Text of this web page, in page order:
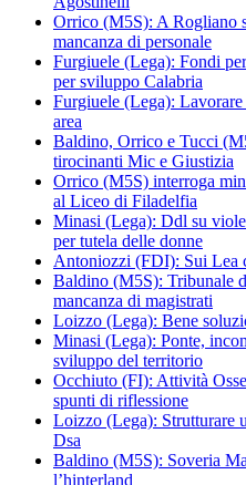
Orrico (M5S): A Rogliano
mancanza di personale
Furgiuele (Lega): Fondi
per sviluppo Calabria
Furgiuele (Lega):
area
Baldino, Orrico e Tucci
tirocinanti Mic e Giustizia
Orrico (M5S) interroga
al Liceo di Filadelfia
Minasi (Lega): Ddl su
per tutela delle donne
Antoniozzi (FDI): Sui Lea
Baldino (M5S): Tribunale
mancanza di magistrati
Loizzo (Lega): Bene
Minasi (Lega): Ponte,
sviluppo del territorio
Occhiuto (FI): Attività
spunti di riflessione
Loizzo (Lega): Strutturare
Dsa
Baldino (M5S): Soveria
l’hinterland